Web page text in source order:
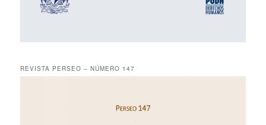
REVISTA PERSEO – NÚMERO 147